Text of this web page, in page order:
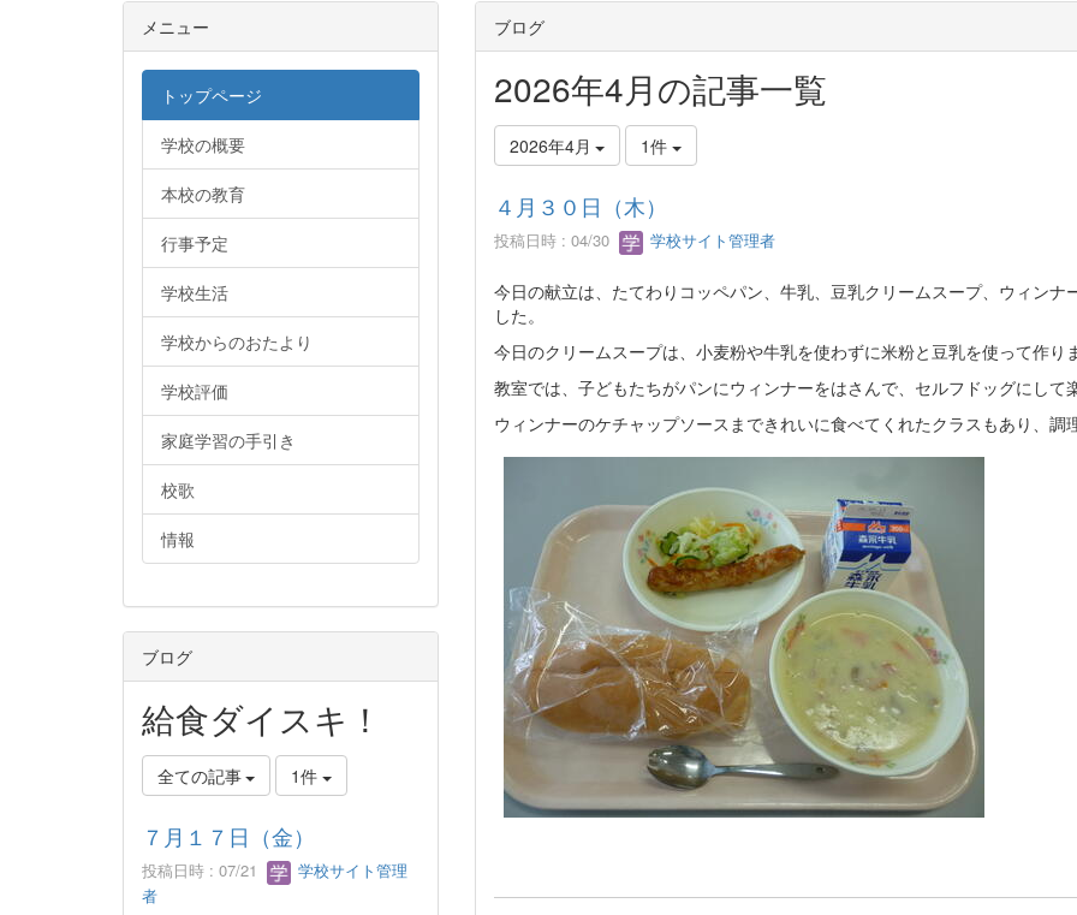
ブログ
2026年4月の記事一覧
2026年4月 1件
４月３０日（木）
投稿日時 : 04/30 学校サイト管理者
今日の献立は、たてわりコッペパン、牛乳、豆乳クリームスープ、ウィン
した。
今日のクリームスープは、小麦粉や牛乳を使わずに米粉と豆乳を使って作りま
教室では、子どもたちがパンにウィンナーをはさんで、セルフドッグにして
ウィンナーのケチャップソースまできれいに食べてくれたクラスもあり、調
メニュー
トップページ
学校の概要
本校の教育
行事予定
学校生活
学校からのおたより
学校評価
家庭学習の手引き
校歌
情報
ブログ
給食ダイスキ！
全ての記事 1件
７月１７日（金）
投稿日時 : 07/21
学校サイト管理
者